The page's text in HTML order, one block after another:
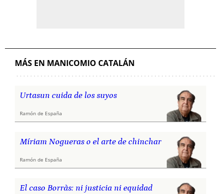
MÁS EN MANICOMIO CATALÁN
Urtasun cuida de los suyos
Ramón de España
Míriam Nogueras o el arte de chinchar
Ramón de España
El caso Borràs: ni justicia ni equidad